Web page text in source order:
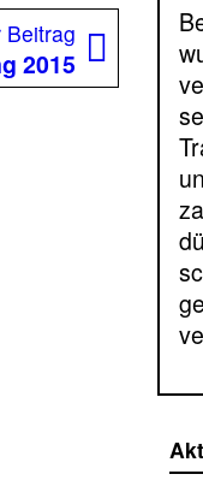
Beitrag Nächster
Beitrag:
2015